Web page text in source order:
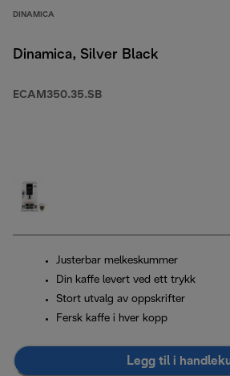
DINAMICA
Dinamica, Silver Black
ECAM350.35.SB
Justerbar melkeskummer
Din kaffe levert ved ett trykk
Stort utvalg av oppskrifter
Fersk kaffe i hver kopp
Legg til i